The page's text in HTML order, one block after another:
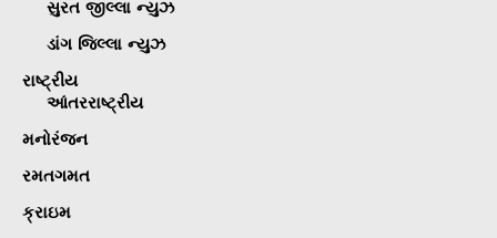
સુરત જીલ્લા ન્યુઝ
ડાંગ જિલ્લા ન્યુઝ
રાષ્ટ્રીય
આંતરરાષ્ટ્રીય
મનોરંજન
રમતગમત
ક્રાઇમ